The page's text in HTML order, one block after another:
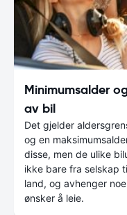
Minimumsalder
av bil
Det gjelder
og en
disse, men de ulike
ikke bare fra selskap
land, og avhenger
ønsker å leie.